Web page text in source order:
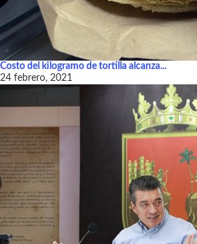
Costo del kilogramo de tortilla alcanza...
24 febrero, 2021